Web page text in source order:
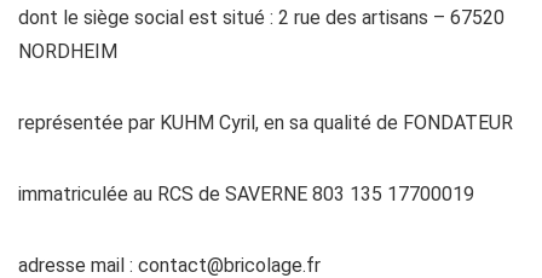
dont le siège social est situé : 2 rue des artisans – 67520
NORDHEIM
représentée par KUHM Cyril, en sa qualité de FONDATEUR
immatriculée au RCS de SAVERNE 803 135 17700019
adresse mail : contact@bricolage.fr